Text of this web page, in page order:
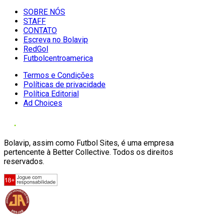
SOBRE NÓS
STAFF
CONTATO
Escreva no Bolavip
RedGol
Futbolcentroamerica
Termos e Condições
Políticas de privacidade
Política Editorial
Ad Choices
Bolavip, assim como Futbol Sites, é uma empresa
pertencente à Better Collective. Todos os direitos
reservados.